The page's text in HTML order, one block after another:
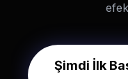
Şimdi İlk